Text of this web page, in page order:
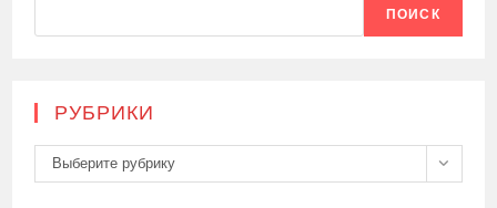
ПОИСК
РУБРИКИ
Рубрики
Выберите рубрику